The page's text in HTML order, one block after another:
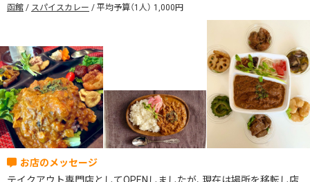
函館 スパイスカレー 平均予算（1人） 1,000円